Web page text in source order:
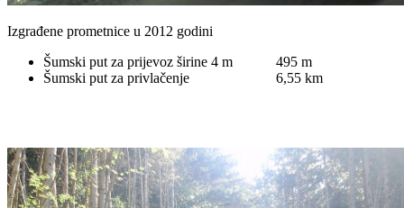
Izgrađene prometnice u 2012 godini
Šumski put za prijevoz širine 4 m 495 m
Šumski put za privlačenje 6,55 km